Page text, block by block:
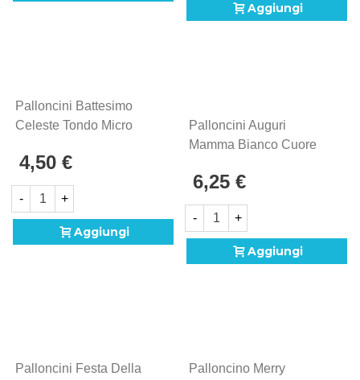
Aggiungi
Palloncini Battesimo
Celeste Tondo Micro
Mylar, 5pz.
4,50 €
- +
Aggiungi
Palloncini Auguri
Mamma Bianco Cuore
Mylar, 5pz.
6,25 €
- +
Aggiungi
Palloncini Festa Della
Palloncino Merry